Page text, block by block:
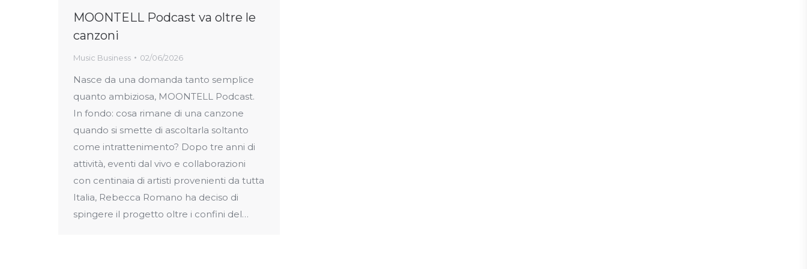
MOONTELL Podcast va oltre le
canzoni
Music Business 02/06/2026
Nasce da una domanda tanto semplice
quanto ambiziosa, MOONTELL Podcast.
In fondo: cosa rimane di una canzone
quando si smette di ascoltarla soltanto
come intrattenimento? Dopo tre anni di
attività, eventi dal vivo e collaborazioni
con centinaia di artisti provenienti da tutta
Italia, Rebecca Romano ha deciso di
spingere il progetto oltre i confini del…